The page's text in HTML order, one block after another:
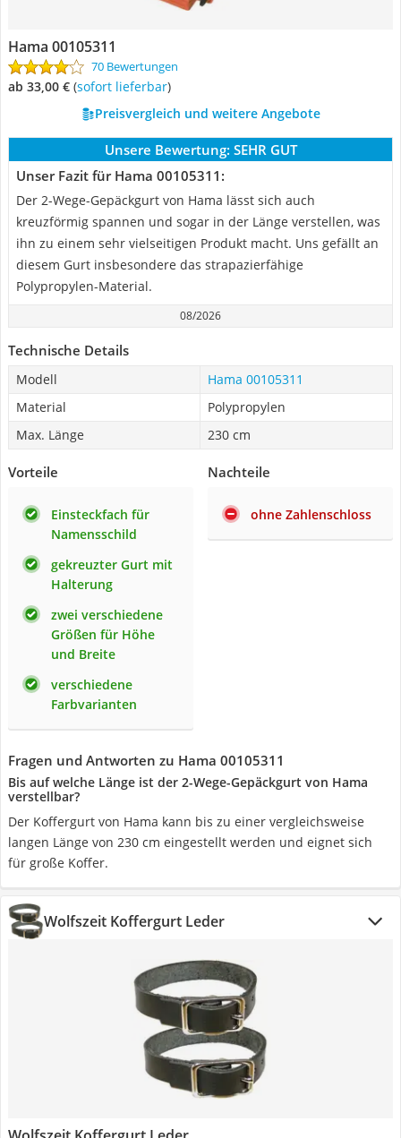
Hama 00105311
70 Bewertungen
ab 33,00 € ( Sofort lieferbar)
Preisvergleich und weitere Angebote
Unsere Bewertung: SEHR GUT
Unser Fazit für Hama 00105311:
Der 2-Wege-Gepäckgurt von Hama lässt sich auch
kreuzförmig spannen und sogar in der Länge verstellen, was
ihn zu einem sehr vielseitigen Produkt macht. Uns gefällt an
diesem Gurt insbesondere das strapazierfähige
Polypropylen-Material.
08/2026
Technische Details
Modell
Hama 00105311
Material
Polypropylen
Max. Länge
230 cm
Vorteile
Einsteckfach für
Namensschild
gekreuzter Gurt mit
Halterung
zwei verschiedene
Größen für Höhe
und Breite
verschiedene
Farbvarianten
Nachteile
ohne Zahlenschloss
Fragen und Antworten zu Hama 00105311
Bis auf welche Länge ist der 2-Wege-Gepäckgurt von Hama
verstellbar?
Der Koffergurt von Hama kann bis zu einer vergleichsweise
langen Länge von 230 cm eingestellt werden und eignet sich
für große Koffer.
Wolfszeit Koffergurt Leder